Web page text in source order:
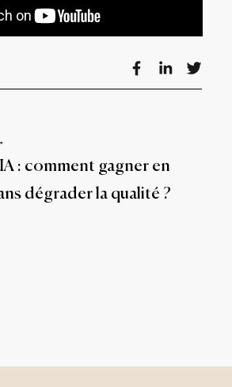
: comment gagner en
dégrader la qualité ?